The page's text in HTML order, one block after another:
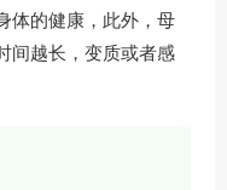
体的健康，此外，母
间越长，变质或者感